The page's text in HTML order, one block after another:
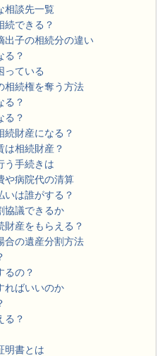
相談先一覧
続できる？
出子の相続分の違い
る？
っている
相続権を奪う方法
る？
る？
続財産になる？
は相続財産？
う手続きは
や病院代の清算
いは誰がする？
協議できるか
財産をもらえる？
合の遺産分割方法
るの？
ればいいのか
る？
明書とは